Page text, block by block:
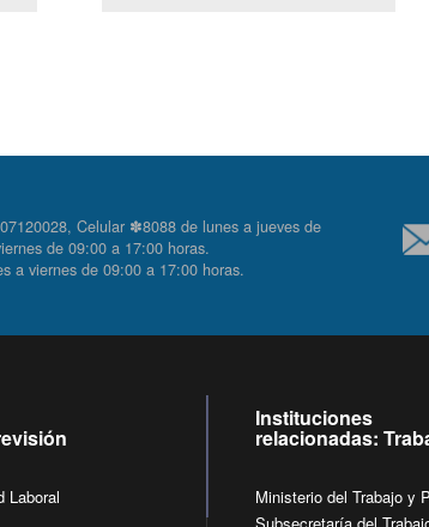
6007120028, Celular ✽8088 de lunes a jueves de
y viernes de 09:00 a 17:00 horas.
lunes a viernes de 09:00 a 17:00 horas.
Laboral
Instituciones
relacionadas:
Ministerio del Trabajo y
Subsecretaría del